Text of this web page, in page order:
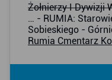
Żołnierzy I Dywizji
… - RUMIA:
Sobieskiego -
Rumia Cmentarz